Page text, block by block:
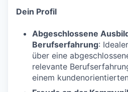
Dein Profil
Abgeschlossene
Berufserfahrung:
über eine
relevante
einem